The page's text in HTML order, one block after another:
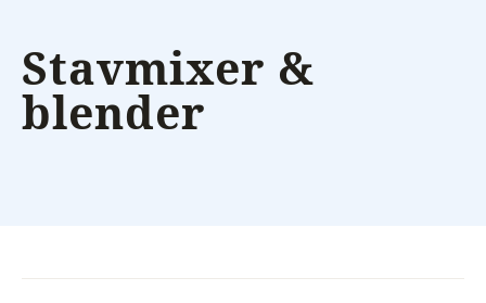
Stavmixer &
blender